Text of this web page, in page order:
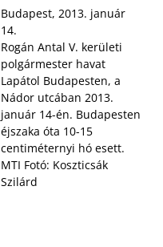
Budapest, 2013. január
14.
Rogán Antal V. kerületi
polgármester havat
Lapátol Budapesten, a
Nádor utcában 2013.
január 14-én. Budapesten
éjszaka óta 10-15
centiméternyi hó esett.
MTI Fotó: Koszticsák
Szilárd